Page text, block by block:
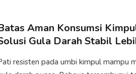
Aman Konsumsi
Gula Darah Stabil
resisten pada umbi kimpul mampu